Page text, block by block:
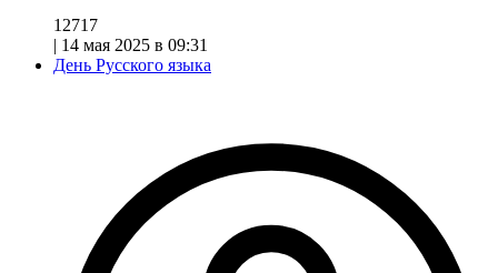
12717
| 14 мая 2025 в 09:31
День Русского языка